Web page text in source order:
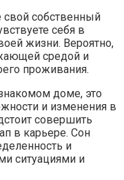
собственный
себя в
жизни. Вероятно,
средой и
проживания.
доме, это
и изменения в
совершить
в карьере. Сон
и
ситуациями и